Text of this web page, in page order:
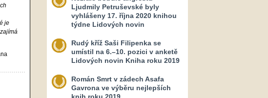
je
Ljudmily Petruševské byly
vyhlášeny 17. října 2020 knihou
týdne Lidových novin
Rudý kříž Saši Filipenka se
umístil na 6.–10. pozici v anketě
Lidových novin Kniha roku 2019
Román Smrt v zádech Asafa
Gavrona ve výběru nejlepších